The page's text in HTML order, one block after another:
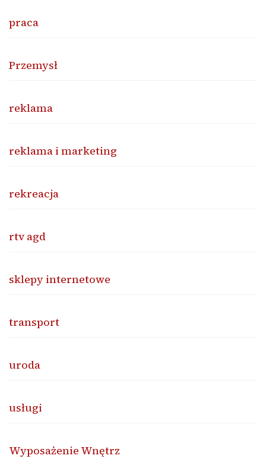
praca
Przemysł
reklama
reklama i marketing
rekreacja
rtv agd
sklepy internetowe
transport
uroda
usługi
Wyposażenie Wnętrz